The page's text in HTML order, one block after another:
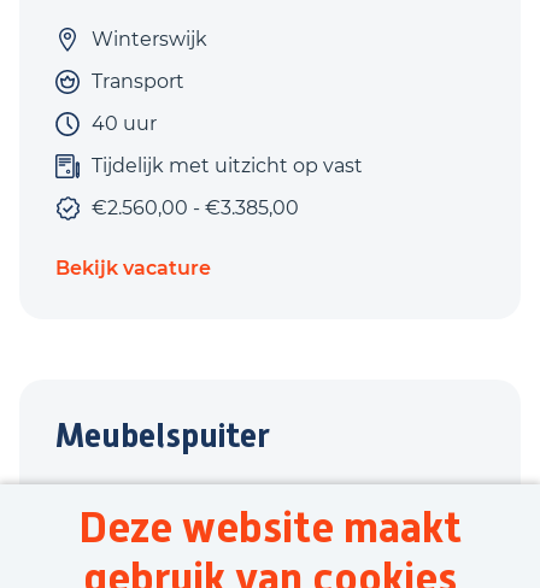
Deze website maakt
Winterswijk
Transport
40 uur
Tijdelijk met uitzicht op vast
€2.560,00 - €3.385,00
Bekijk vacature
Meubelspuiter
Techniek
38,75 uur